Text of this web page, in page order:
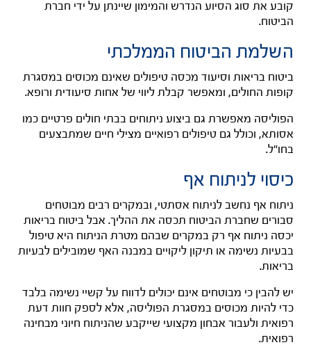
קובע את סוג הסיוע הנדרש והמימון שיינתן על ידי חברת
הביטוח.
השלמת הביטוח הממלכתי
ביטוח בריאות וסיעוד מכסה טיפולים שאינם מכוסים במסגרת
קופות החולים, ומאפשר קבלת ליווי של אחות סיעודית ורופא.
הפוליסה מאפשרת גם ביצוע ניתוחים בבתי חולים פרטיים כמו
אסותא, וכולל גם טיפולים רפואיים מצילי חיים שמתבצעים
בחו"ל.
כיסוי לניתוח אף
ניתוח אף נחשב לניתוח אסתטי, ובמקרים רבים מבוטחים
סבורים שחברת הביטוח תכסה את ההליך. אבל ביטוח בריאות
יכסה ניתוח אף רק במקרים שבהם מטרת הניתוח היא טיפול
בבעיות נשימה או תיקון ליקויים במבנה האף שמובילים לבעיות
בריאות.
יש להבין כי מבוטחים אינם יכולים לדווח על קשיי נשימה בלבד
כדי להיות מכוסים במסגרת הפוליסה, אלא לספק חוות דעת
רפואית ולעבור אבחון מקצועי שייקבע שהניתוח חיוני מבחינה
רפואית.